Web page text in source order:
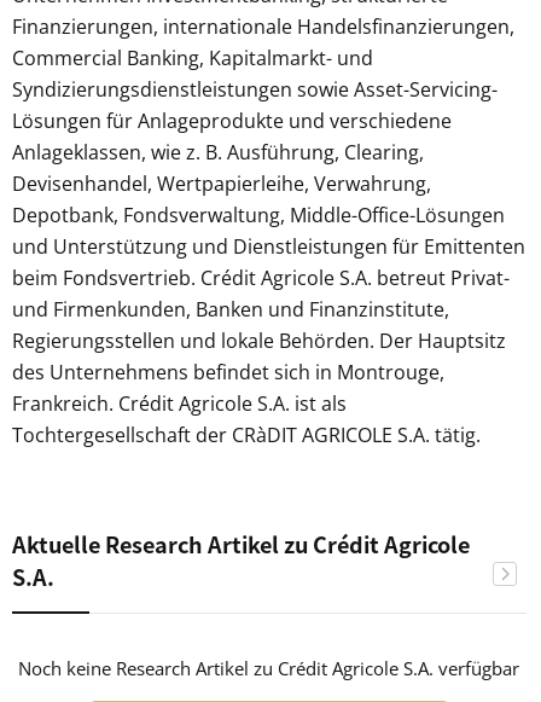
Finanzierungen, internationale Handelsfinanzierungen,
Commercial Banking, Kapitalmarkt- und
Syndizierungsdienstleistungen sowie Asset-Servicing-
Lösungen für Anlageprodukte und verschiedene
Anlageklassen, wie z. B. Ausführung, Clearing,
Devisenhandel, Wertpapierleihe, Verwahrung,
Depotbank, Fondsverwaltung, Middle-Office-Lösungen
und Unterstützung und Dienstleistungen für Emittenten
beim Fondsvertrieb. Crédit Agricole S.A. betreut Privat-
und Firmenkunden, Banken und Finanzinstitute,
Regierungsstellen und lokale Behörden. Der Hauptsitz
des Unternehmens befindet sich in Montrouge,
Frankreich. Crédit Agricole S.A. ist als
Tochtergesellschaft der CRàDIT AGRICOLE S.A. tätig.
Aktuelle Research Artikel zu Crédit Agricole
S.A.
Noch keine Research Artikel zu Crédit Agricole S.A. verfügbar